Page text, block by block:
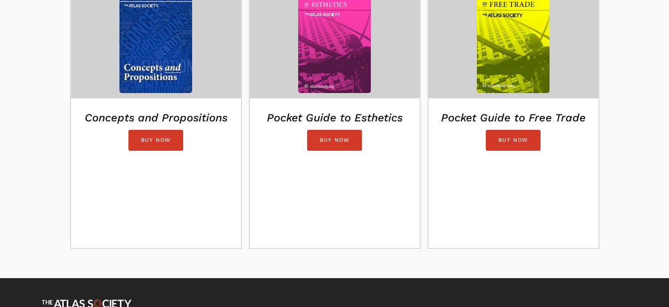
Concepts and Propositions
BUY NOW
Pocket Guide to Esthetics
BUY NOW
Pocket Guide to Free Trade
BUY NOW